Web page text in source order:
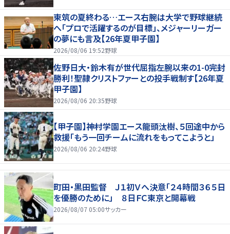
東筑の夏終わる…エース右腕は大学で野球継続
へ「プロで活躍するのが目標」、メジャーリーガー
の夢にも言及【26年夏甲子園】
2026/08/06 19:52野球
佐野日大・鈴木有が世代屈指左腕以来の1-0完封
勝利！聖隷クリストファーとの投手戦制す【26年夏
甲子園】
2026/08/06 20:35野球
【甲子園】神村学園エース龍頭汰樹、５回途中から
救援「もう一回チームに流れをもってこようと」
2026/08/06 20:24野球
町田・黒田監督 Ｊ１初Ｖへ決意「２４時間３６５日
を優勝のために」 ８日ＦＣ東京と開幕戦
2026/08/07 05:00サッカー